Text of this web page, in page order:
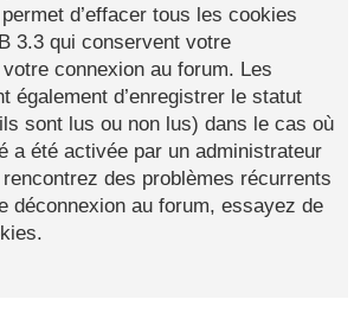
d’effacer tous les cookies
3.3 qui conservent votre
connexion au forum. Les
également d’enregistrer le statut
sont lus ou non lus) dans le cas où
a été activée par un administrateur
des problèmes récurrents
déconnexion au forum, essayez de